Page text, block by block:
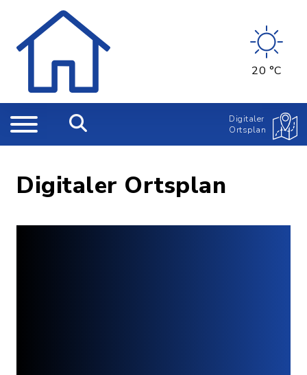
20 °C
Digitaler
Ortsplan
Digitaler Ortsplan